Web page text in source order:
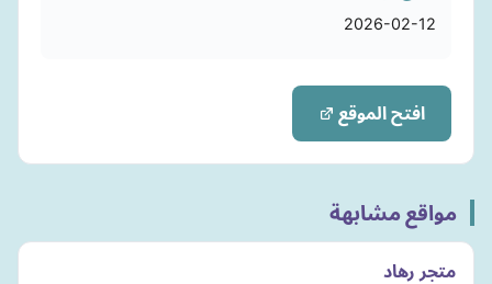
2026-02-12
افتح الموقع
مواقع مشابهة
متجر رهاد